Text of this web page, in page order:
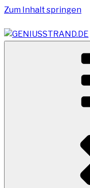
Zum Inhalt springen
Vom Geniusstrand
Terminal